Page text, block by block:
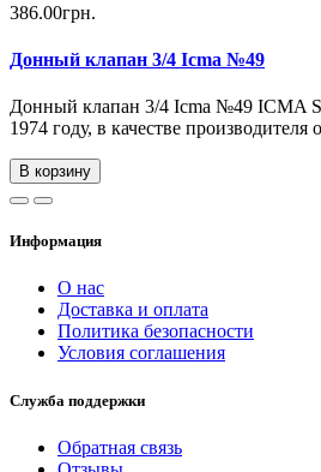
386.00грн.
Донный клапан 3/4 Icma №49
Донный клапан 3/4 Icma №49 ICMA
1974 году, в качестве производителя
В корзину
Информация
О нас
Доставка и оплата
Политика безопасности
Условия соглашения
Служба поддержки
Обратная связь